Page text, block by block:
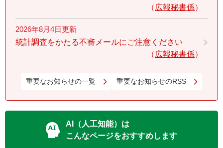
広報秘書係
2026年8月4日更新
統計調査をかたる不審メールにご注意ください
広報秘書係
重要なお知らせの一覧 重要なお知らせのRSS
AI（人工知能）は
こんなページをおすすめします